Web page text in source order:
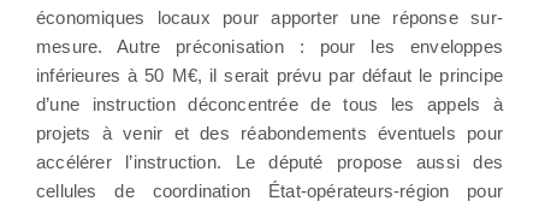
économiques locaux pour apporter une réponse sur-
mesure. Autre préconisation : pour les enveloppes
inférieures à 50 M€, il serait prévu par défaut le principe
d’une instruction déconcentrée de tous les appels à
projets à venir et des réabondements éventuels pour
accélérer l’instruction. Le député propose aussi des
cellules de coordination État-opérateurs-région pour